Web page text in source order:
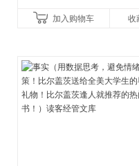
初中生课外书中国青
加入购物车 收